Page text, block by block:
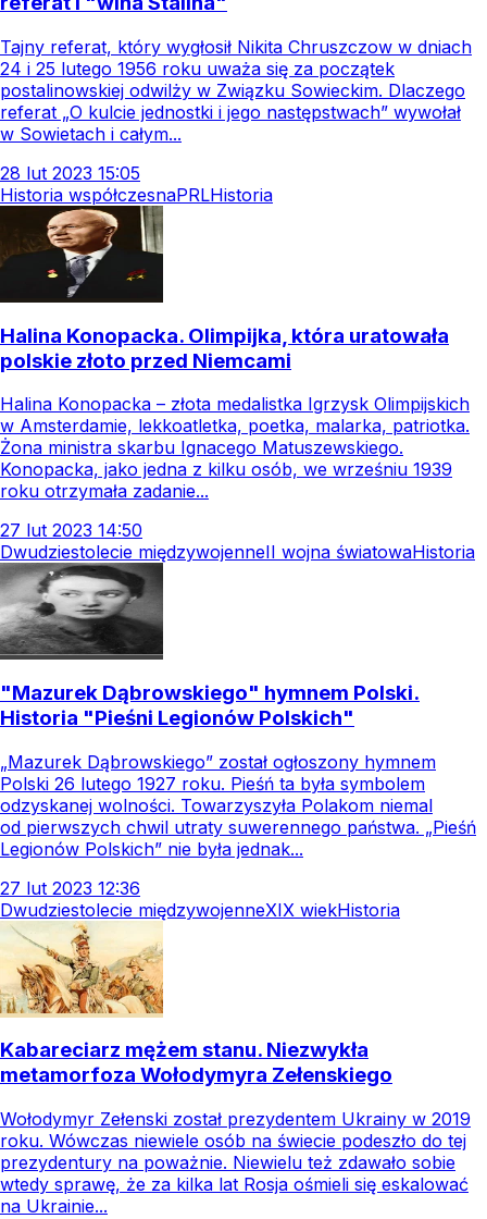
Tajny referat, który wygłosił Nikita Chruszczow w dniach
24 i 25 lutego 1956 roku uważa się za początek
postalinowskiej odwilży w Związku Sowieckim. Dlaczego
referat „O kulcie jednostki i jego następstwach” wywołał
w Sowietach i całym...
28 lut 2023 15:05
Historia współczesnaPRLHistoria
Halina Konopacka. Olimpijka, która uratowała
polskie złoto przed Niemcami
Halina Konopacka – złota medalistka Igrzysk Olimpijskich
w Amsterdamie, lekkoatletka, poetka, malarka, patriotka.
Żona ministra skarbu Ignacego Matuszewskiego.
Konopacka, jako jedna z kilku osób, we wrześniu 1939
roku otrzymała zadanie...
27 lut 2023 14:50
Dwudziestolecie międzywojenneII wojna światowaHistoria
"Mazurek Dąbrowskiego" hymnem Polski.
Historia "Pieśni Legionów Polskich"
„Mazurek Dąbrowskiego” został ogłoszony hymnem
Polski 26 lutego 1927 roku. Pieśń ta była symbolem
odzyskanej wolności. Towarzyszyła Polakom niemal
od pierwszych chwil utraty suwerennego państwa. „Pieśń
Legionów Polskich” nie była jednak...
27 lut 2023 12:36
Dwudziestolecie międzywojenneXIX wiekHistoria
Kabareciarz mężem stanu. Niezwykła
metamorfoza Wołodymyra Zełenskiego
Wołodymyr Zełenski został prezydentem Ukrainy w 2019
roku. Wówczas niewiele osób na świecie podeszło do tej
prezydentury na poważnie. Niewielu też zdawało sobie
wtedy sprawę, że za kilka lat Rosja ośmieli się eskalować
na Ukrainie...